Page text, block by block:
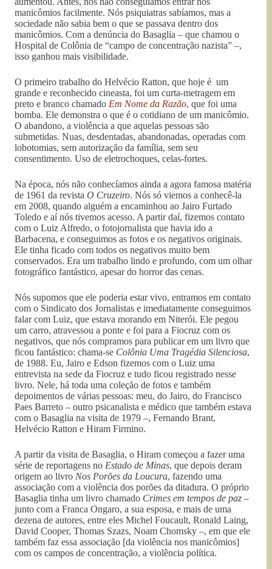
manicômios facilmente. Nós psiquiatras sabíamos, mas a
sociedade não sabia bem o que se passava dentro dos
manicômios. Com a denúncia do Basaglia – que chamou o
Hospital de Colônia de “campo de concentração nazista” –,
isso ganhou mais visibilidade.
O primeiro trabalho do Helvécio Ratton, que hoje é um
grande e reconhecido cineasta, foi um curta-metragem em
preto e branco chamado Em Nome da Razão, que foi uma
bomba. Ele demonstra o que é o cotidiano de um manicômio.
O abandono, a violência a que aquelas pessoas são
submetidas. Nuas, desdentadas, abandonadas, operadas com
lobotomias, sem autorização da família, sem seu
consentimento. Uso de eletrochoques, celas-fortes.
Na época, nós não conhecíamos ainda a agora famosa matéria
de 1961 da revista O Cruzeiro. Nós só viemos a conhecê-la
em 2008, quando alguém a encaminhou ao Jairo Furtado
Toledo e aí nós tivemos acesso. A partir daí, fizemos contato
com o Luiz Alfredo, o fotojornalista que havia ido a
Barbacena, e conseguimos as fotos e os negativos originais.
Ele tinha ficado com todos os negativos muito bem
conservados. Era um trabalho lindo e profundo, com um olhar
fotográfico fantástico, apesar do horror das cenas.
Nós supomos que ele poderia estar vivo, entramos em contato
com o Sindicato dos Jornalistas e imediatamente conseguimos
falar com Luiz, que estava morando em Niterói. Ele pegou
um carro, atravessou a ponte e foi para a Fiocruz com os
negativos, que nós compramos para publicar em um livro que
ficou fantástico: chama-se Colônia Uma Tragédia Silenciosa,
de 1988. Eu, Jairo e Edson fizemos com o Luiz uma
entrevista na sede da Fiocruz e tudo ficou registrado nesse
livro. Nele, há toda uma coleção de fotos e também
depoimentos de várias pessoas: meu, do Jairo, do Francisco
Paes Barreto – outro psicanalista e médico que também estava
com o Basaglia na visita de 1979 –, Fernando Brant,
Helvécio Ratton e Hiram Firmino.
A partir da visita de Basaglia, o Hiram começou a fazer uma
série de reportagens no Estado de Minas, que depois deram
origem ao livro Nos Porões da Loucura, fazendo uma
associação com a violência dos porões da ditadura. O próprio
Basaglia tinha um livro chamado Crimes em tempos de paz –
junto com a Franca Ongaro, a sua esposa, e mais de uma
dezena de autores, entre eles Michel Foucault, Ronald Laing,
David Cooper, Thomas Szazs, Noam Chomsky –, em que ele
também faz essa associação [da violência nos manicômios]
com os campos de concentração, a violência política.